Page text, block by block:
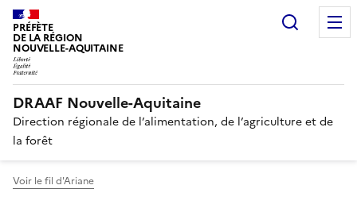
PRÉFÈTE
DE LA RÉGION
NOUVELLE-AQUITAINE
DRAAF Nouvelle-Aquitaine
Direction régionale de l’alimentation, de l’agriculture et de
la forêt
Voir le fil d'Ariane